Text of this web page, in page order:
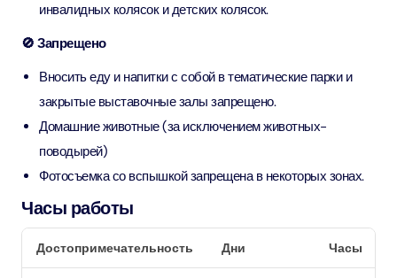
инвалидных колясок и детских колясок.
🚫 Запрещено
Вносить еду и напитки с собой в тематические парки и
закрытые выставочные залы запрещено.
Домашние животные (за исключением животных-
поводырей)
Фотосъемка со вспышкой запрещена в некоторых зонах.
Часы работы
Достопримечательность Дни Часы